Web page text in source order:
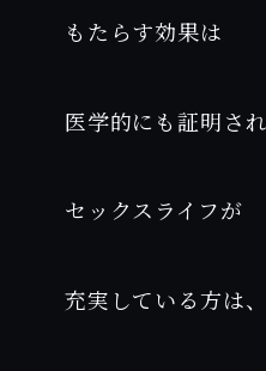
もたらす効果は
医学的にも証明さ
セックスライフが
充実している方は、